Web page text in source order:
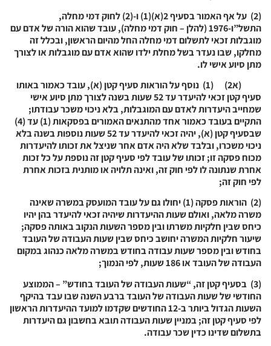
(2) על אף האמור בסעיף 2(א)(1) ו-(2) לחוק דמי מחלה,
התשל”ו-1976 (להלן – חוק דמי מחלה), עובד שהוא הורה של אדם עם
מוגבלות זכאי לתשלום דמי מחלה החל מהיום הראשון, ובכלל זה
מחלקו, שבו נעדר בשל מחלת ילדו שהוא אדם עם מוגבלות או לצורך
מתן סיוע אישי לו.
(א2) (1) נוסף על הוראות סעיף קטן (א), עובד כאמור באותו
סעיף קטן זכאי להיעדר עד 52 שעות בשנה לצורך מתן סיוע אישי
שמחייב היעדרות לאדם עם המוגבלות, בלא ניכוי משכר עבודתו;
התקיים בעובד כאמור אחד מהתנאים האמורים בפסקאות (1) עד (4)
שבסעיף קטן (א), יהיה זכאי להיעדר עד 52 שעות נוספות בשנה בלא
ניכוי משכרו, ובלבד שלא היה אדם אחר שניצל את זכותו להיעדרות
מכוח פסקה זו; זכותו של עובד לפי סעיף קטן זה נוספת על כל זכות
אחרת שנתונה לו לפי חוק זה, ואינה תלויה או מותנית בזכות אחרת
לפי חוק זה;
(2) הוראות פסקה (1) יחולו גם על עובד המועסק במשרה שאינה
משרה מלאה, ואולם שעות ההיעדרות שיהיה זכאי להיעדר בהן יהיו
כיחס שבין חלקיות משרתו ובין מספר השעות הנקוב באותה פסקה;
שיעור חלקיות המשרה יחושב כיחס שבין שעות העבודה של העובד
בחודש ובין מספר שעות עבודה בחודש במשרה מלאה כנהוג במקום
העבודה של העובד או 186 שעות, לפי הנמוך;
(3) בסעיף קטן זה, “שעות העבודה של העובד בחודש” – הממוצע
החודשי של שעות העבודה של העובד ברבע השנה שבו עבד בהיקף
השעות הגדול ביותר ב-12 החודשים שקדמו למועד ההיעדרות הראשון
לפי סעיף קטן זה; במניין שעות העבודה תובא בחשבון גם היעדרות
בתשלום שדינו כדין שכר עבודה.